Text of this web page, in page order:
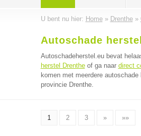
U bent nu hier: Home» Drenthe»
Autoschade
Autoschadeherstel.eu bevat
herstel Drentheof ga naar direct
komen met meerdere
provincie Drenthe.
1 2 3 » »»